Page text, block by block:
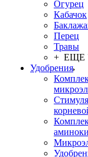
Огурец
Кабачок
Перец
Травы
+ ЕЩЕ
Удобрения